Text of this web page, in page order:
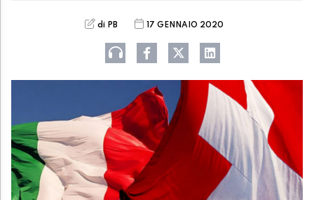
di PB 17 GENNAIO 2020